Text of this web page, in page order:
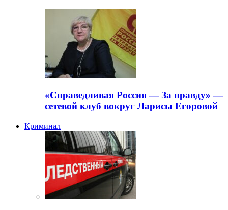
«Справедливая Россия — За правду» —
сетевой клуб вокруг Ларисы Егоровой
Криминал